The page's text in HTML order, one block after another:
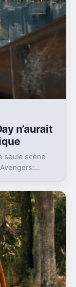
n’aurait
seule scène